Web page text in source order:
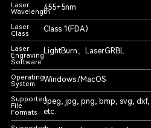
Laser
Wavelength
455+5nm
Laser
Class
Class 1(FDA)
Laser
Engraving
Software
LightBurn、LaserGRBL
Operating
System
Windows /MacOS
Supported
File
Formats
Jpeg, jpg, png, bmp, svg, dxf,
etc.